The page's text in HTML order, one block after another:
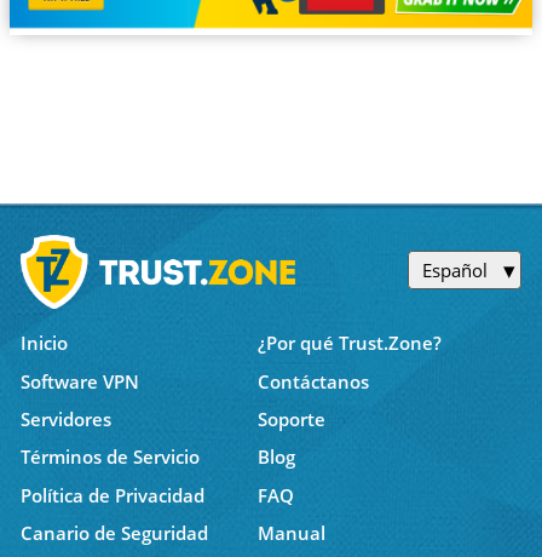
Español
Inicio
¿Por qué Trust.Zone?
Software VPN
Contáctanos
Servidores
Soporte
Términos de Servicio
Blog
Política de Privacidad
FAQ
Canario de Seguridad
Manual